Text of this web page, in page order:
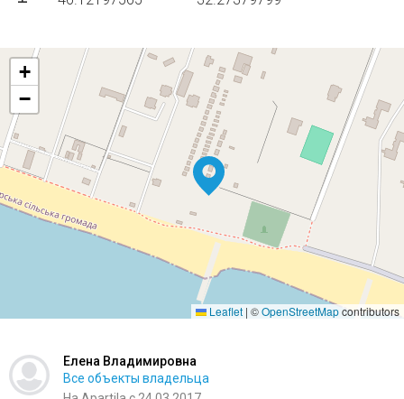
+
−
Leaflet | ©OpenStreetMapcontributors
Елена Владимировна
Все объекты владельца